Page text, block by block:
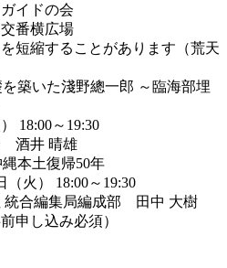
イドの会
番横広場
短縮することがあります（荒天
築いた淺野總一郎 ～臨海部埋
18:00～19:30
酒井 晴雄
本土復帰50年
火） 18:00～19:30
合編集局編成部 田中 大樹
申し込み必須）